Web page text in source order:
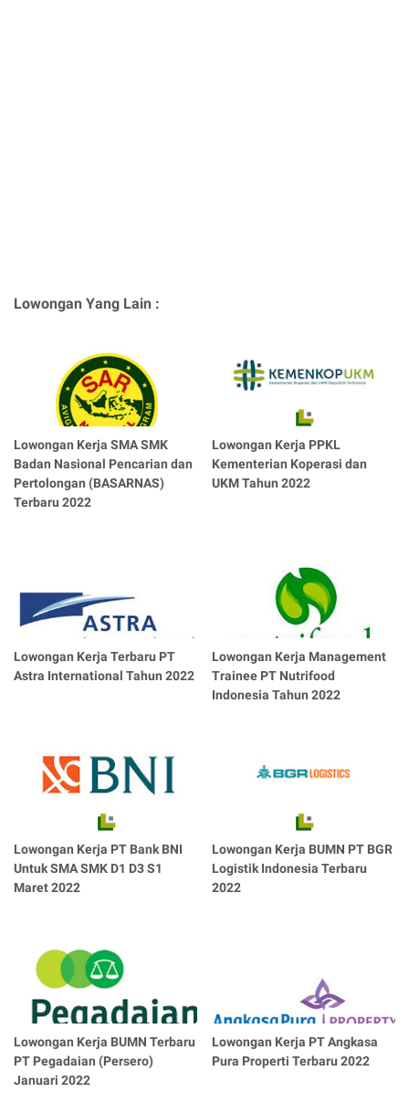
Lowongan Yang Lain :
Lowongan Kerja SMA SMK
Badan Nasional Pencarian dan
Pertolongan (BASARNAS)
Terbaru 2022
Lowongan Kerja PPKL
Kementerian Koperasi dan
UKM Tahun 2022
Lowongan Kerja Terbaru PT
Astra International Tahun 2022
Lowongan Kerja Management
Trainee PT Nutrifood
Indonesia Tahun 2022
Lowongan Kerja PT Bank BNI
Untuk SMA SMK D1 D3 S1
Maret 2022
Lowongan Kerja BUMN PT BGR
Logistik Indonesia Terbaru
2022
Lowongan Kerja BUMN Terbaru
PT Pegadaian (Persero)
Januari 2022
Lowongan Kerja PT Angkasa
Pura Properti Terbaru 2022